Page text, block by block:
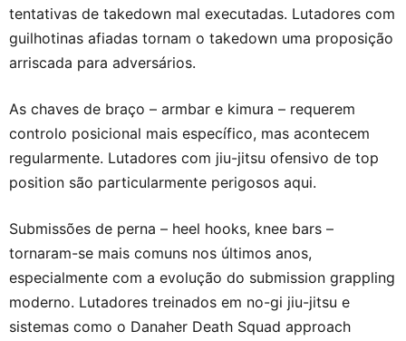
tentativas de takedown mal executadas. Lutadores com
guilhotinas afiadas tornam o takedown uma proposição
arriscada para adversários.
As chaves de braço – armbar e kimura – requerem
controlo posicional mais específico, mas acontecem
regularmente. Lutadores com jiu-jitsu ofensivo de top
position são particularmente perigosos aqui.
Submissões de perna – heel hooks, knee bars –
tornaram-se mais comuns nos últimos anos,
especialmente com a evolução do submission grappling
moderno. Lutadores treinados em no-gi jiu-jitsu e
sistemas como o Danaher Death Squad approach